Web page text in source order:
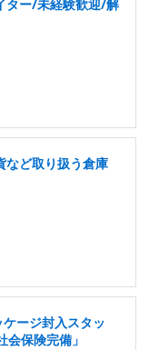
ター/未経験歓迎/解
など取り扱う倉庫
ージ封入スタッ
保険完備」